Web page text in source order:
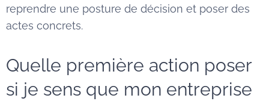
reprendre une posture de décision et poser des
actes concrets.
Quelle première action poser
si je sens que mon entreprise